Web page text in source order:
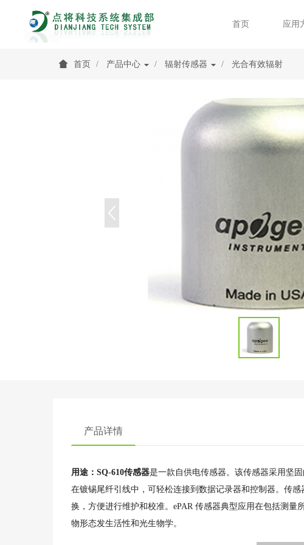
首页 应用
首页 产品中心 辐射传感器 光合有效辐射
产品详情
用途：SQ-610传感器是一款自供电传感器。该传感器采用坚
在镀锡尾纤引线中，可轻松连接到数据记录器和控制器。传
换，方便进行维护和校准。ePAR 传感器典型应用在包括测
物形态发生活性和光生物学。